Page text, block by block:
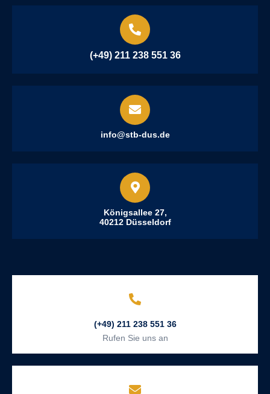
(+49) 211 238 551 36
info@stb-dus.de
Königsallee 27,
40212 Düsseldorf
(+49) 211 238 551 36
Rufen Sie uns an